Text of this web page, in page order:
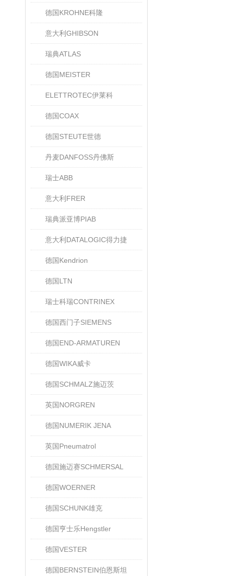
德国KROHNE科隆
意大利GHIBSON
瑞典ATLAS
德国MEISTER
ELETTROTEC伊莱科
德国COAX
德国STEUTE世德
丹麦DANFOSS丹佛斯
瑞士ABB
意大利FRER
瑞典派亚博PIAB
意大利DATALOGIC得力捷
德国Kendrion
德国LTN
瑞士科瑞CONTRINEX
德国西门子SIEMENS
德国END-ARMATUREN
德国WIKA威卡
德国SCHMALZ施迈茨
英国NORGREN
德国NUMERIK JENA
英国Pneumatrol
德国施迈赛SCHMERSAL
德国WOERNER
德国SCHUNK雄克
德国亨士乐Hengstler
德国VESTER
德国BERNSTEIN伯恩斯坦